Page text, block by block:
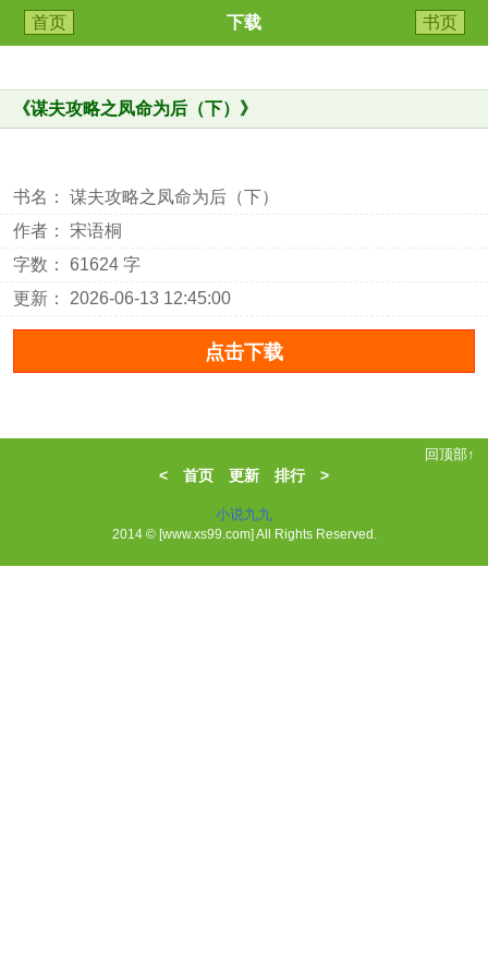
首页 下载 书页
《谋夫攻略之凤命为后（下） 》
书名： 谋夫攻略之凤命为后（下）
作者： 宋语桐
字数： 61624 字
更新： 2026-06-13 12:45:00
回顶部↑
< 首页 更新 排行>
小说九九
2014 © [www.xs99.com] All Rights Reserved.